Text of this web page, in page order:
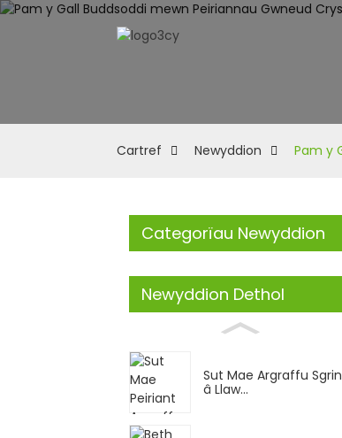
Cartref Newyddion Pam y
Categorïau Newyddion
Newyddion Dethol
Sut Mae Argraffu Sgrin
â Llaw...